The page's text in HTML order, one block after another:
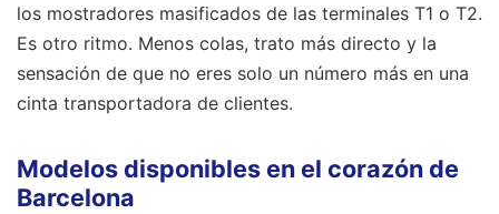
los mostradores masificados de las terminales T1 o T2.
Es otro ritmo. Menos colas, trato más directo y la
sensación de que no eres solo un número más en una
cinta transportadora de clientes.
Modelos disponibles en el corazón de
Barcelona